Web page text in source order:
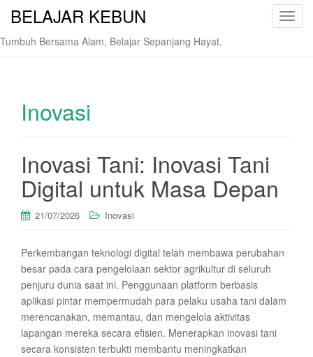
T
BELAJAR KEBUN
Tumbuh Bersama Alam, Belajar Sepanjang Hayat.
Inovasi
Inovasi Tani: Inovasi Tani
Digital untuk Masa Depan
21/07/2026 Inovasi
Perkembangan teknologi digital telah membawa perubahan
besar pada cara pengelolaan sektor agrikultur di seluruh
penjuru dunia saat ini. Penggunaan platform berbasis
aplikasi pintar mempermudah para pelaku usaha tani dalam
merencanakan, memantau, dan mengelola aktivitas
lapangan mereka secara efisien. Menerapkan inovasi tani
secara konsisten terbukti membantu meningkatkan